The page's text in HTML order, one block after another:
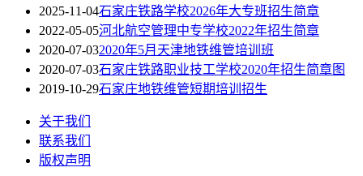
2025-11-04石家庄铁路学校2026年大专班招生简章
2022-05-05河北航空管理中专学校2022年招生简章
2020-07-032020年5月天津地铁维管培训班
2020-07-03石家庄铁路职业技工学校2020年招生简章图
2019-10-29石家庄地铁维管短期培训招生
关于我们
联系我们
版权声明